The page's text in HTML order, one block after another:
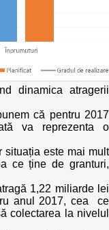
dinamica atragerii
că pentru 2017
va reprezenta o
situația este mai mult
ce ține de granturi,
1,22 miliarde lei
anul 2017, cea ce
colectarea la nivelul